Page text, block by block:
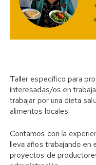
Taller específico para
interesadas/os en
trabajar por una dieta
alimentos locales.
Contamos con la
lleva años trabajando en
proyectos de